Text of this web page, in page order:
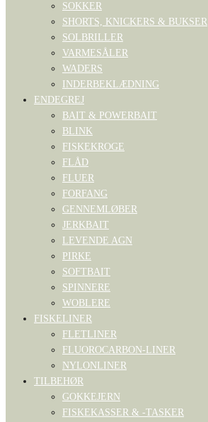
SOKKER
SHORTS, KNICKERS & BUKSER
SOLBRILLER
VARMESÅLER
WADERS
INDERBEKLÆDNING
ENDEGREJ
BAIT & POWERBAIT
BLINK
FISKEKROGE
FLÅD
FLUER
FORFANG
GENNEMLØBER
JERKBAIT
LEVENDE AGN
PIRKE
SOFTBAIT
SPINNERE
WOBLERE
FISKELINER
FLETLINER
FLUOROCARBON-LINER
NYLONLINER
TILBEHØR
GOKKEJERN
FISKEKASSER & -TASKER